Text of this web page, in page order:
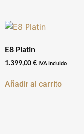
E8 Platin
1.399,00€ IVA incluido
Añadir al carrito